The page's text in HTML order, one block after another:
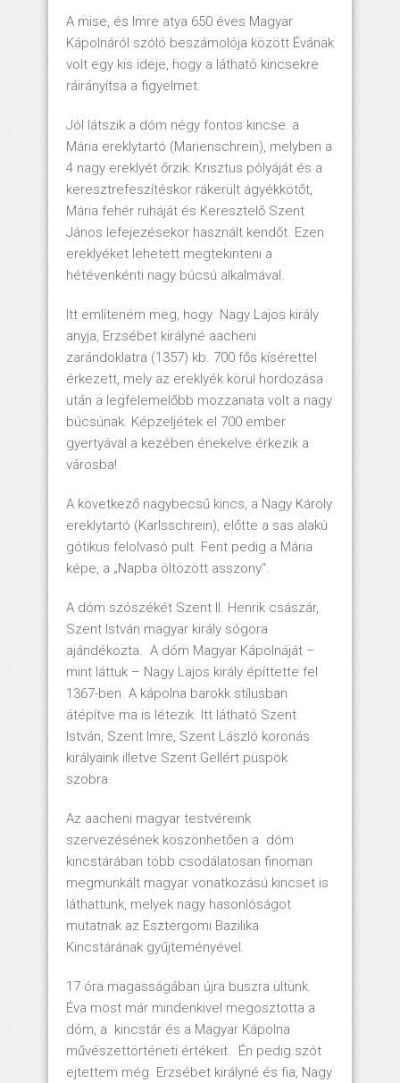
A mise, és Imre atya 650 éves Magyar
Kápolnáról szóló beszámolója között Évának
volt egy kis ideje, hogy a látható kincsekre
ráirányítsa a figyelmet.
Jól látszik a dóm négy fontos kincse: a
Mária ereklytartó (Marienschrein), melyben a
4 nagy ereklyét őrzik: Krisztus pólyáját és a
keresztrefeszítéskor rákerült ágyékkötőt,
Mária fehér ruháját és Keresztelő Szent
János lefejezésekor használt kendőt. Ezen
ereklyéket lehetett megtekinteni a
hétévenkénti nagy búcsú alkalmával.
Itt említeném meg, hogy Nagy Lajos király
anyja, Erzsébet királyné aacheni
zarándoklatra (1357) kb. 700 fős kísérettel
érkezett, mely az ereklyék körül hordozása
után a legfelemelőbb mozzanata volt a nagy
búcsúnak. Képzeljétek el 700 ember
gyertyával a kezében énekelve érkezik a
városba!
A következő nagybecsű kincs, a Nagy Károly
ereklytartó (Karlsschrein), előtte a sas alakú
gótikus felolvasó pult. Fent pedig a Mária
képe, a „Napba öltözött asszony“.
A dóm szószékét Szent II. Henrik császár,
Szent István magyar király sógora
ajándékozta. A dóm Magyar Kápolnáját –
mint láttuk – Nagy Lajos király építtette fel
1367-ben. A kápolna barokk stílusban
átépítve ma is létezik. Itt látható Szent
István, Szent Imre, Szent László koronás
királyaink illetve Szent Gellért püspök
szobra.
Az aacheni magyar testvéreink
szervezésének köszönhetően a dóm
kincstárában több csodálatosan finoman
megmunkált magyar vonatkozású kincset is
láthattunk, melyek nagy hasonlóságot
mutatnak az Esztergomi Bazilika
Kincstárának gyűjteményével.
17 óra magasságában újra buszra ültünk.
Éva most már mindenkivel megosztotta a
dóm, a kincstár és a Magyar Kápolna
művészettörténeti értékeit. Én pedig szót
ejtettem még Erzsébet királyné és fia, Nagy